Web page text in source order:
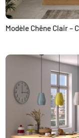
Modèle Chêne Clair –